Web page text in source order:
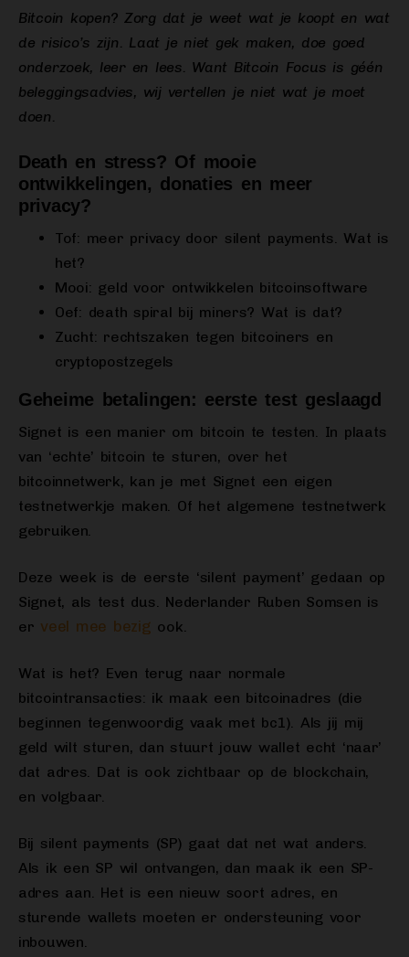
Bitcoin kopen? Zorg dat je weet wat je koopt en wat
de risico’s zijn. Laat je niet gek maken, doe goed
onderzoek, leer en lees. Want Bitcoin Focus is géén
beleggingsadvies, wij vertellen je niet wat je moet
doen.
Death en stress? Of mooie
ontwikkelingen, donaties en meer
privacy?
Tof: meer privacy door silent payments. Wat is
het?
Mooi: geld voor ontwikkelen bitcoinsoftware
Oef: death spiral bij miners? Wat is dat?
Zucht: rechtszaken tegen bitcoiners en
cryptopostzegels
Geheime betalingen: eerste test geslaagd
Signet is een manier om bitcoin te testen. In plaats
van ‘echte’ bitcoin te sturen, over het
bitcoinnetwerk, kan je met Signet een eigen
testnetwerkje maken. Of het algemene testnetwerk
gebruiken.
Deze week is de eerste ‘silent payment’ gedaan op
Signet, als test dus. Nederlander Ruben Somsen is
er veel mee bezig ook.
Wat is het? Even terug naar normale
bitcointransacties: ik maak een bitcoinadres (die
beginnen tegenwoordig vaak met bc1). Als jij mij
geld wilt sturen, dan stuurt jouw wallet echt ‘naar’
dat adres. Dat is ook zichtbaar op de blockchain,
en volgbaar.
Bij silent payments (SP) gaat dat net wat anders.
Als ik een SP wil ontvangen, dan maak ik een SP-
adres aan. Het is een nieuw soort adres, en
sturende wallets moeten er ondersteuning voor
inbouwen.